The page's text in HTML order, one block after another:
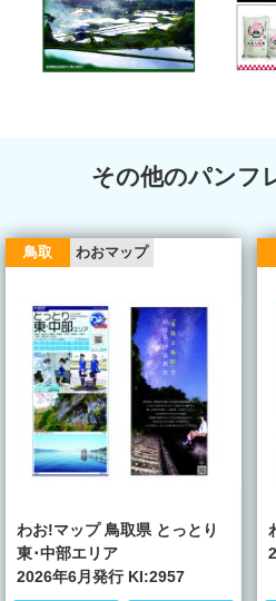
その他のパンフ
鳥取 わおマップ
わお!マップ 鳥取県 とっとり
東･中部エリア
2026年6月発行 KI:2957